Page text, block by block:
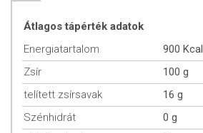
Energia tartalom: 3700 Kj (900 kcal)
Telített zsírsav: 16 g
Többszörösen telítetlen: 54 g
Átlagos tápérték adatok
Energiatartalom
900 Kcal
Zsír
100 g
telített zsírsavak
16 g
Szénhidrát
0 g